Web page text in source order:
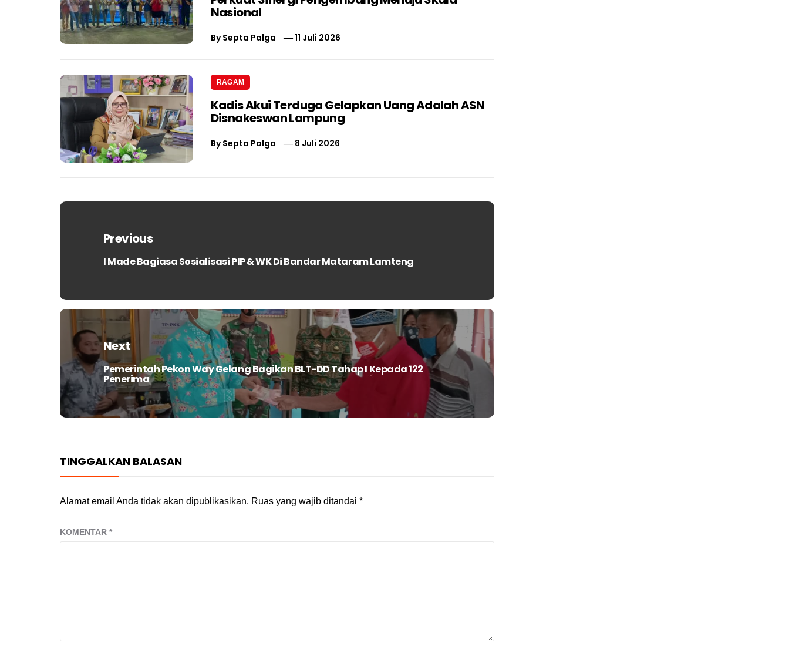
Nasional
BySepta Palga 11 Juli 2026
RAGAM
Kadis Akui Terduga Gelapkan Uang Adalah ASN
Disnakeswan Lampung
BySepta Palga 8 Juli 2026
Navigasi
Previous
Previous
I Made Bagiasa Sosialisasi PIP & WK Di Bandar Mataram Lamteng
Next
Next
post:
Pemerintah Pekon Way Gelang Bagikan BLT-DD Tahap I Kepada 122
Penerima
TINGGALKAN BALASAN
Alamat email Anda tidak akan dipublikasikan. Ruas yang wajib ditandai *
KOMENTAR *